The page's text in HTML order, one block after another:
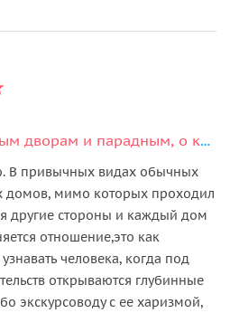
Экскурсия по старинным дворам и парадным, о которых не знают даже местные
В привычных видах обычных
домов, мимо которых проходил
другие стороны и каждый дом
отношение,это как
человека, когда под
открываются глубинные
экскурсоводу с ее харизмой,